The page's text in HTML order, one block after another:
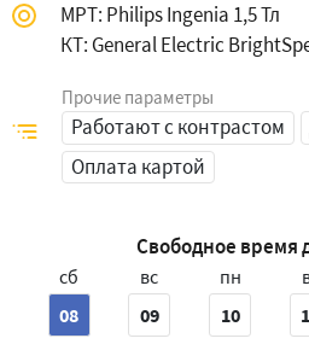
МРТ: Philips Ingenia 1,5 Тл
КТ: General Electric
Прочие параметры
Работают с контрастом
Оплата картой
Свободное время
сб
08
вс
09
пн
10